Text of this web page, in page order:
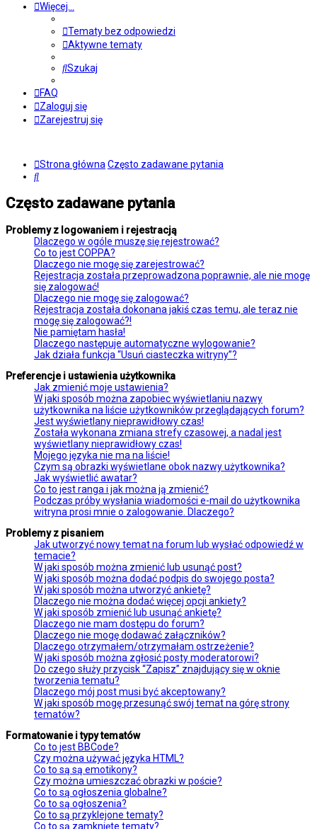
Więcej…
Tematy bez odpowiedzi
Aktywne tematy
Szukaj
FAQ
Zaloguj się
Zarejestruj się
Strona główna Często zadawane pytania
Szukaj
Często zadawane pytania
Problemy z logowaniem i rejestracją
Dlaczego w ogóle muszę się rejestrować?
Co to jest COPPA?
Dlaczego nie mogę się zarejestrować?
Rejestracja została przeprowadzona poprawnie, ale nie mogę
się zalogować!
Dlaczego nie mogę się zalogować?
Rejestracja została dokonana jakiś czas temu, ale teraz nie
mogę się zalogować?!
Nie pamiętam hasła!
Dlaczego następuje automatyczne wylogowanie?
Jak działa funkcja “Usuń ciasteczka witryny”?
Preferencje i ustawienia użytkownika
Jak zmienić moje ustawienia?
W jaki sposób można zapobiec wyświetlaniu nazwy
użytkownika na liście użytkowników przeglądających forum?
Jest wyświetlany nieprawidłowy czas!
Została wykonana zmiana strefy czasowej, a nadal jest
wyświetlany nieprawidłowy czas!
Mojego języka nie ma na liście!
Czym są obrazki wyświetlane obok nazwy użytkownika?
Jak wyświetlić awatar?
Co to jest ranga i jak można ją zmienić?
Podczas próby wysłania wiadomości e-mail do użytkownika
witryna prosi mnie o zalogowanie. Dlaczego?
Problemy z pisaniem
Jak utworzyć nowy temat na forum lub wysłać odpowiedź w
temacie?
W jaki sposób można zmienić lub usunąć post?
W jaki sposób można dodać podpis do swojego posta?
W jaki sposób można utworzyć ankietę?
Dlaczego nie można dodać więcej opcji ankiety?
W jaki sposób zmienić lub usunąć ankietę?
Dlaczego nie mam dostępu do forum?
Dlaczego nie mogę dodawać załączników?
Dlaczego otrzymałem/otrzymałam ostrzeżenie?
W jaki sposób można zgłosić posty moderatorowi?
Do czego służy przycisk “Zapisz” znajdujący się w oknie
tworzenia tematu?
Dlaczego mój post musi być akceptowany?
W jaki sposób mogę przesunąć swój temat na górę strony
tematów?
Formatowanie i typy tematów
Co to jest BBCode?
Czy można używać języka HTML?
Co to są są emotikony?
Czy można umieszczać obrazki w poście?
Co to są ogłoszenia globalne?
Co to są ogłoszenia?
Co to są przyklejone tematy?
Co to są zamknięte tematy?